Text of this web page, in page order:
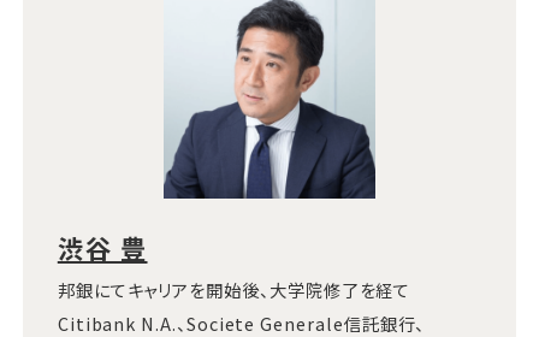
渋谷 豊
邦銀にてキャリアを開始後、大学院修了を経て
Citibank N.A.、Societe Generale信託銀行、